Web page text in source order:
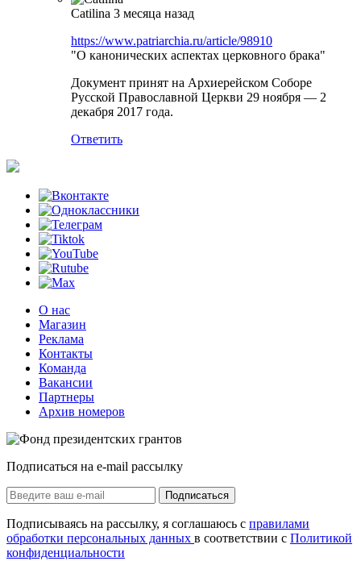
Catilina 3 месяца назад
https://www.patriarchia.ru/article/98910
"О канонических аспектах церковного брака"
Документ принят на Архиерейском Соборе
Русской Православной Церкви 29 ноября — 2
декабря 2017 года.
Ответить
О нас
Магазин
Реклама
Контакты
Команда
Вакансии
Партнеры
Архив номеров
Подписаться на e-mail рассылку
Подписаться
Подписываясь на рассылку, я соглашаюсь с правилами
обработки персональных данных в соответствии с Политикой
конфиденциальности